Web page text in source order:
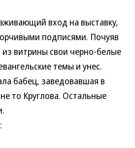
вход на выставку,
подписями. Почуяв
витрины свои черно-белые
темы и унес.
бабец, заведовавшая в
то Круглова. Остальные